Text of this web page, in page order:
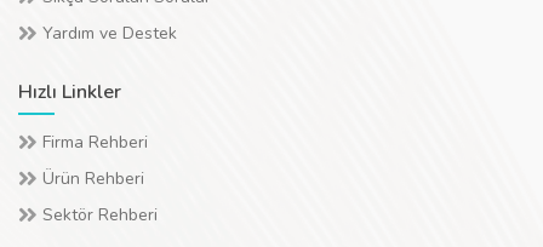
Yardım ve Destek
Hızlı Linkler
Firma Rehberi
Ürün Rehberi
Sektör Rehberi